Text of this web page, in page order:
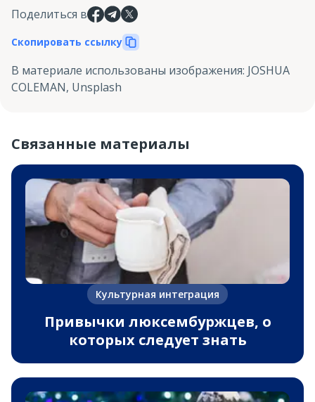
Поделиться в
Скопировать ссылку
В материале использованы изображения: JOSHUA
COLEMAN, Unsplash
Связанные материалы
Культурная интеграция
Привычки люксембуржцев, о
которых следует знать